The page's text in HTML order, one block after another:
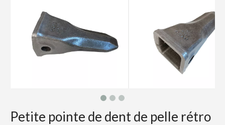
Petite pointe de dent de pelle rétro